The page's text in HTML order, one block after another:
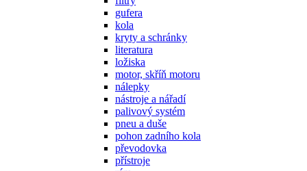
gufera
kola
kryty a schránky
literatura
ložiska
motor, skříň motoru
nálepky
nástroje a nářadí
palivový systém
pneu a duše
pohon zadního kola
převodovka
přístroje